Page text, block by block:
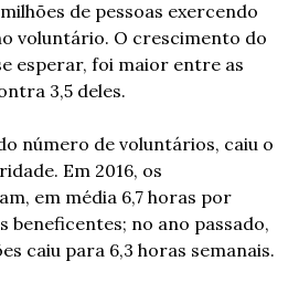
de pessoas exercendo
voluntário. O crescimento do
esperar, foi maior entre as
3,5 deles.
número de voluntários, caiu o
Em 2016, os
em média 6,7 horas por
beneficentes; no ano passado,
caiu para 6,3 horas semanais.